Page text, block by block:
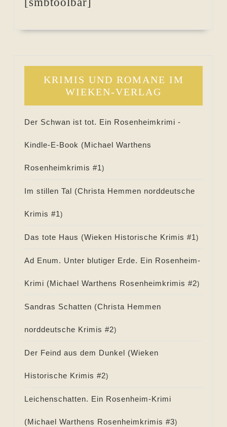
KRIMIS UND ROMANE IM
WIEKEN-VERLAG
Der Schwan ist tot. Ein Rosenheimkrimi -
Kindle-E-Book (Michael Warthens
Rosenheimkrimis #1)
Im stillen Tal (Christa Hemmen norddeutsche
Krimis #1)
Das tote Haus (Wieken Historische Krimis #1)
Ad Enum. Unter blutiger Erde. Ein Rosenheim-
Krimi (Michael Warthens Rosenheimkrimis #2)
Sandras Schatten (Christa Hemmen
norddeutsche Krimis #2)
Der Feind aus dem Dunkel (Wieken
Historische Krimis #2)
Leichenschatten. Ein Rosenheim-Krimi
(Michael Warthens Rosenheimkrimis #3)